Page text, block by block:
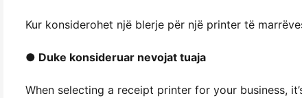
Kur konsiderohet një blerje për një printer të
● Duke konsideruar nevojat tuaja
When selecting a receipt printer for your business,